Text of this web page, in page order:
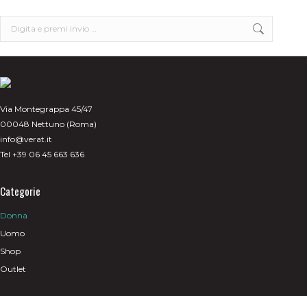
scelte
nella
pagina
Via Montegrappa 45/47
00048 Nettuno (Roma)
info@verat.it
Tel +39 06 45 663 636
Categorie
Donna
Uomo
Shop
Outlet